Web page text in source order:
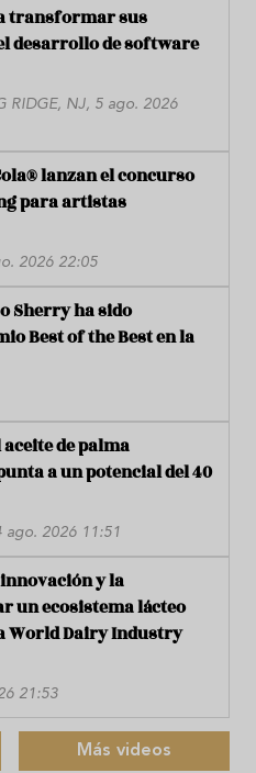
transformar sus
desarrollo de software
RIDGE, NJ, 5 ago. 2026
lanzan el concurso
para artistas
2026 22:05
Sherry ha sido
Best of the Best en la
de palma
a un potencial del 40
ago. 2026 11:51
y la
un ecosistema lácteo
World Dairy Industry
21:53
Más videos